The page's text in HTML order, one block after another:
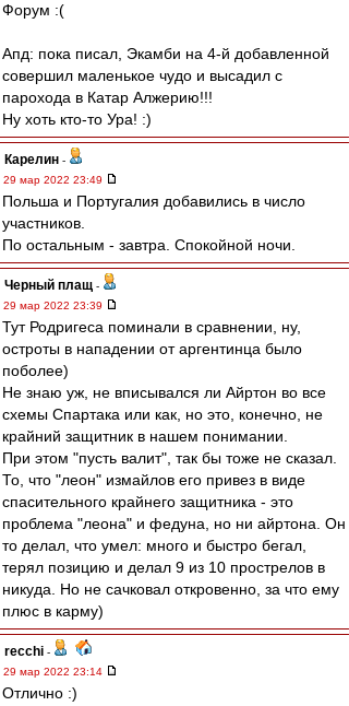
Форум :(
Апд: пока писал, Экамби на 4-й добавленной
совершил маленькое чудо и высадил с
парохода в Катар Алжерию!!!
Ну хоть кто-то Ура! :)
Карелин -
29 мар 2022 23:49
Польша и Португалия добавились в число
участников.
По остальным - завтра. Спокойной ночи.
Черный плащ -
29 мар 2022 23:39
Тут Родригеса поминали в сравнении, ну,
остроты в нападении от аргентинца было
поболее)
Не знаю уж, не вписывался ли Айртон во все
схемы Спартака или как, но это, конечно, не
крайний защитник в нашем понимании.
При этом "пусть валит", так бы тоже не сказал.
То, что "леон" измайлов его привез в виде
спасительного крайнего защитника - это
проблема "леона" и федуна, но ни айртона. Он
то делал, что умел: много и быстро бегал,
терял позицию и делал 9 из 10 прострелов в
никуда. Но не сачковал откровенно, за что ему
плюс в карму)
recchi -
29 мар 2022 23:14
Отлично :)